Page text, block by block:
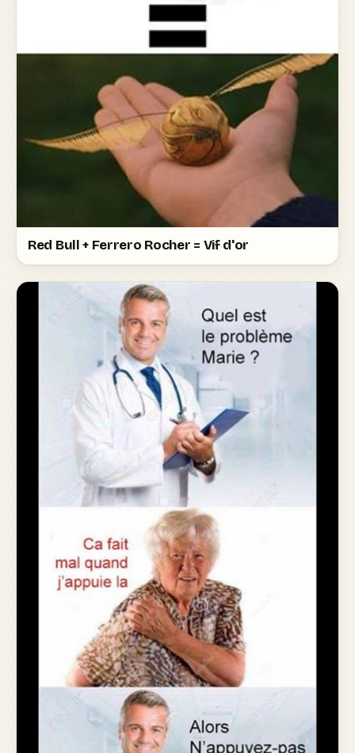
Red Bull + Ferrero Rocher = Vif d'or